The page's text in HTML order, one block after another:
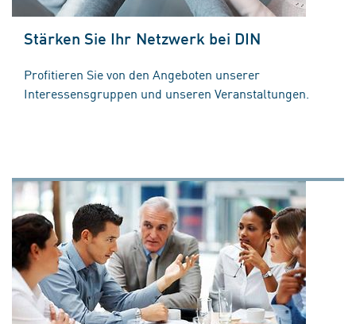
Stärken Sie Ihr Netzwerk bei DIN
Profitieren Sie von den Angeboten unserer
Interessensgruppen und unseren Veranstaltungen.